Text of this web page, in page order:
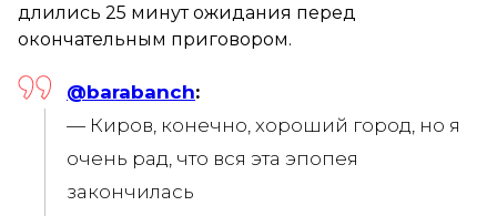
длились 25 минут ожидания перед
окончательным приговором.
@barabanch:
— Киров, конечно, хороший город, но я
очень рад, что вся эта эпопея
закончилась